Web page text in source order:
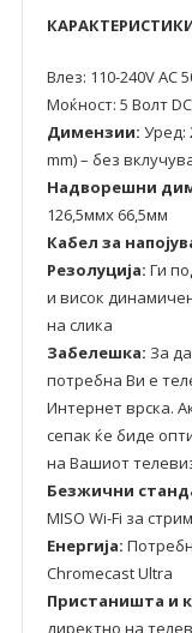
Влез: 110-240V AC
Моќност: 5 Волт
Димензии: Уред:
mm) – без
Надворешни
126,5ммх 66,5мм
Кабел за
Резолуција: Ги
и висок
на слика
Забелешка: За
потребна Ви е
Интернет врска.
сепак ќе биде
на Вашиот
Безжични
MISO Wi-Fi за
Енергија:
Chromecast Ultra
Пристаништа и
директно на